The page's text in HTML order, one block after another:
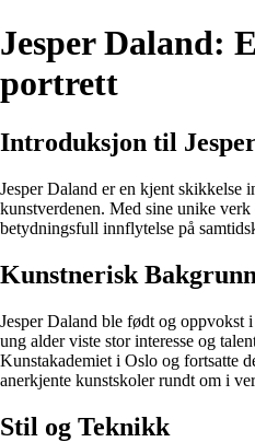
Jesper Daland:
portrett
Introduksjon til
Jesper Daland er en kjent skikkelse
kunstverdenen. Med sine unike
betydningsfull innflytelse på
Kunstnerisk Bakgrunn
Jesper Daland ble født og oppvokst
ung alder viste stor interesse og
Kunstakademiet i Oslo og fortsatte
anerkjente kunstskoler rundt om i
Stil og Teknikk